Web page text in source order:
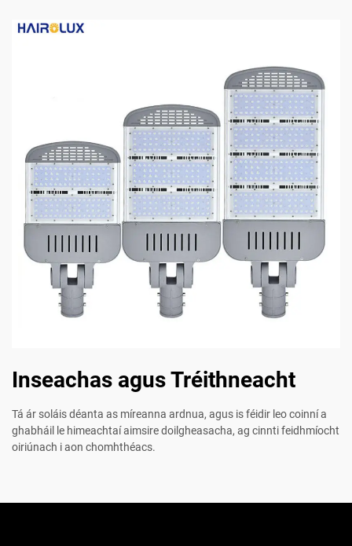
Inseachas agus Tréithneacht
Tá ár soláis déanta as míreanna ardnua, agus is féidir leo coinní a
ghabháil le himeachtaí aimsire doilgheasacha, ag cinnti feidhmíocht
oiriúnach i aon chomhthéacs.